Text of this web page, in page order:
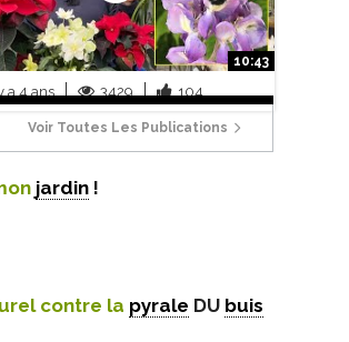
10:43
a 4 ans 3429 104
Voir Toutes Les Publications
jardin !
contre la pyrale DU buis